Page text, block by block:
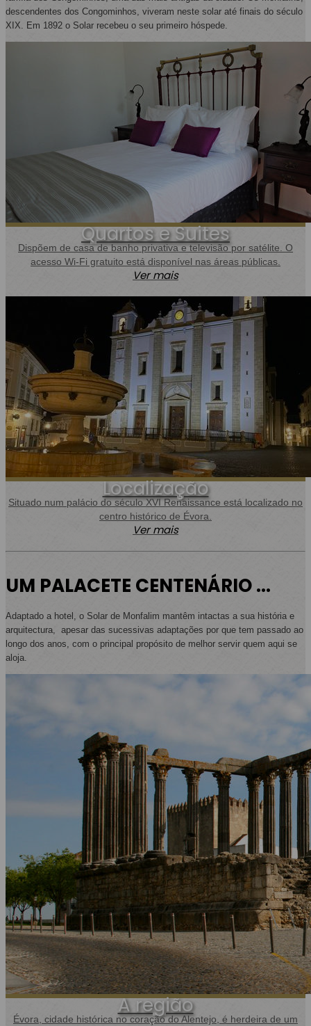
descendentes dos Congominhos, viveram neste solar até finais do século
XIX. Em 1892 o Solar recebeu o seu primeiro hóspede.
Quartos e Suites
Dispõem de casa de banho privativa e televisão por satélite. O
acesso Wi-Fi gratuito está disponível nas áreas públicas.
Ver mais
Localização
Situado num palácio do século XVI Renaissance está localizado no
centro histórico de Évora.
Ver mais
UM PALACETE CENTENÁRIO ...
Adaptado a hotel, o Solar de Monfalim mantêm intactas a sua história e
arquitectura, apesar das sucessivas adaptações por que tem passado ao
longo dos anos, com o principal propósito de melhor servir quem aqui se
aloja.
A região
Évora, cidade histórica no coração do Alentejo, é herdeira de um